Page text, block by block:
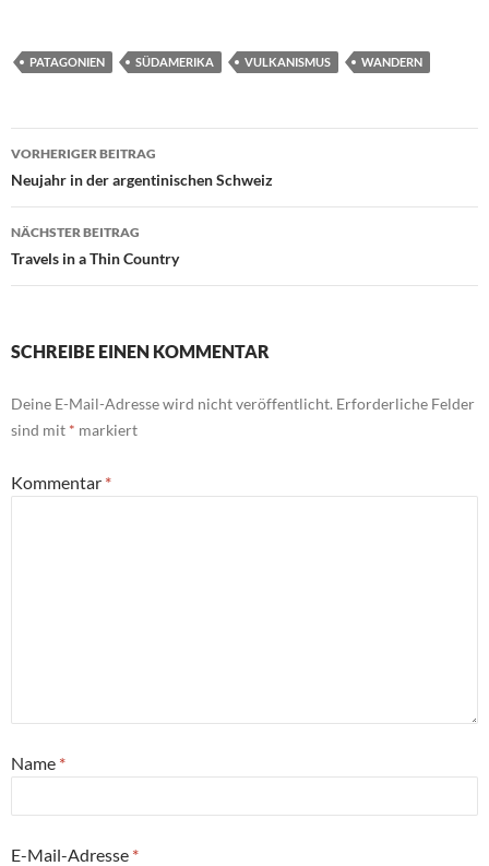
PATAGONIEN SÜDAMERIKA VULKANISMUS WANDERN
Beitragsnavigation
VORHERIGER BEITRAG
Neujahr in der argentinischen Schweiz
NÄCHSTER BEITRAG
Travels in a Thin Country
SCHREIBE EINEN KOMMENTAR
Deine E-Mail-Adresse wird nicht veröffentlicht. Erforderliche Felder
sind mit * markiert
Kommentar *
Name *
E-Mail-Adresse *